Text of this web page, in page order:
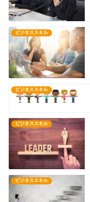
ビジネススキル
ビジネススキル
ビジネススキル
ビジネススキル